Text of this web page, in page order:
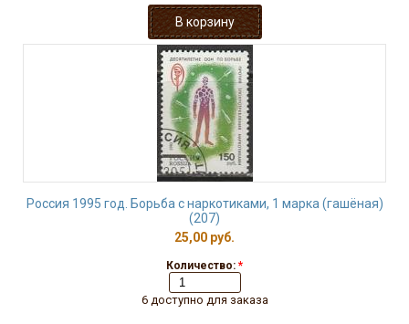
Россия 1995 год. Борьба с наркотиками, 1 марка (гашёная)
(207)
25,00 руб.
Количество: *
6 доступно для заказа